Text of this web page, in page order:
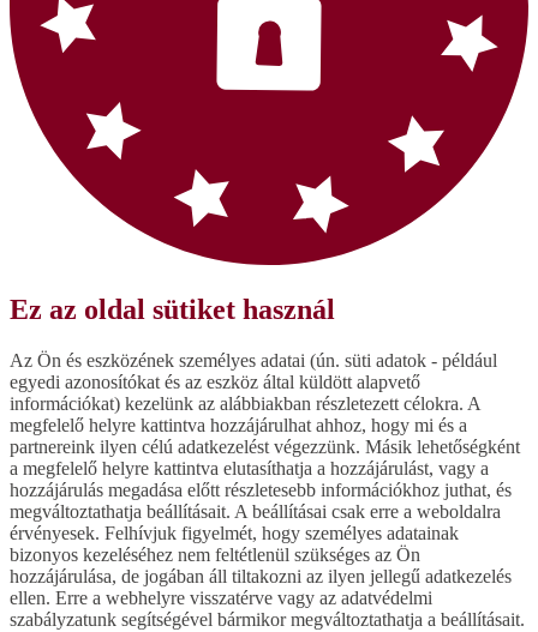
Ez az oldal sütiket használ
Az Ön és eszközének személyes adatai (ún. süti adatok - például
egyedi azonosítókat és az eszköz által küldött alapvető
információkat) kezelünk az alábbiakban részletezett célokra. A
megfelelő helyre kattintva hozzájárulhat ahhoz, hogy mi és a
partnereink ilyen célú adatkezelést végezzünk. Másik lehetőségként
a megfelelő helyre kattintva elutasíthatja a hozzájárulást, vagy a
hozzájárulás megadása előtt részletesebb információkhoz juthat, és
megváltoztathatja beállításait. A beállításai csak erre a weboldalra
érvényesek. Felhívjuk figyelmét, hogy személyes adatainak
bizonyos kezeléséhez nem feltétlenül szükséges az Ön
hozzájárulása, de jogában áll tiltakozni az ilyen jellegű adatkezelés
ellen. Erre a webhelyre visszatérve vagy az adatvédelmi
szabályzatunk segítségével bármikor megváltoztathatja a beállításait.